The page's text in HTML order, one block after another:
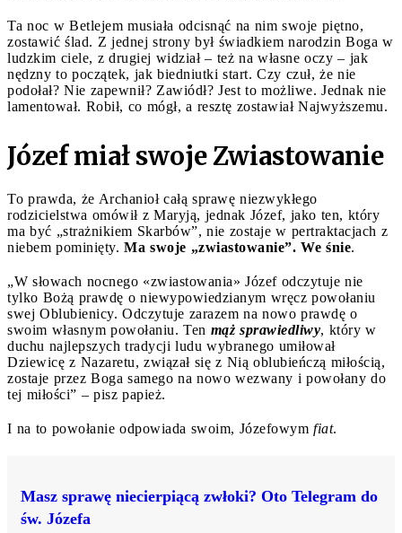
Ta noc w Betlejem musiała odcisnąć na nim swoje piętno,
zostawić ślad. Z jednej strony był świadkiem narodzin Boga w
ludzkim ciele, z drugiej widział – też na własne oczy – jak
nędzny to początek, jak biedniutki start. Czy czuł, że nie
podołał? Nie zapewnił? Zawiódł? Jest to możliwe. Jednak nie
lamentował. Robił, co mógł, a resztę zostawiał Najwyższemu.
Józef miał swoje Zwiastowanie
To prawda, że Archanioł całą sprawę niezwykłego
rodzicielstwa omówił z Maryją, jednak Józef, jako ten, który
ma być „strażnikiem Skarbów”, nie zostaje w pertraktacjach z
niebem pominięty. Ma swoje „zwiastowanie”. We śnie.
„W słowach nocnego «zwiastowania» Józef odczytuje nie
tylko Bożą prawdę o niewypowiedzianym wręcz powołaniu
swej Oblubienicy. Odczytuje zarazem na nowo prawdę o
swoim własnym powołaniu. Ten mąż sprawiedliwy, który w
duchu najlepszych tradycji ludu wybranego umiłował
Dziewicę z Nazaretu, związał się z Nią oblubieńczą miłością,
zostaje przez Boga samego na nowo wezwany i powołany do
tej miłości” – pisz papież.
I na to powołanie odpowiada swoim, Józefowym fiat.
Masz sprawę niecierpiącą zwłoki? Oto Telegram do
św. Józefa